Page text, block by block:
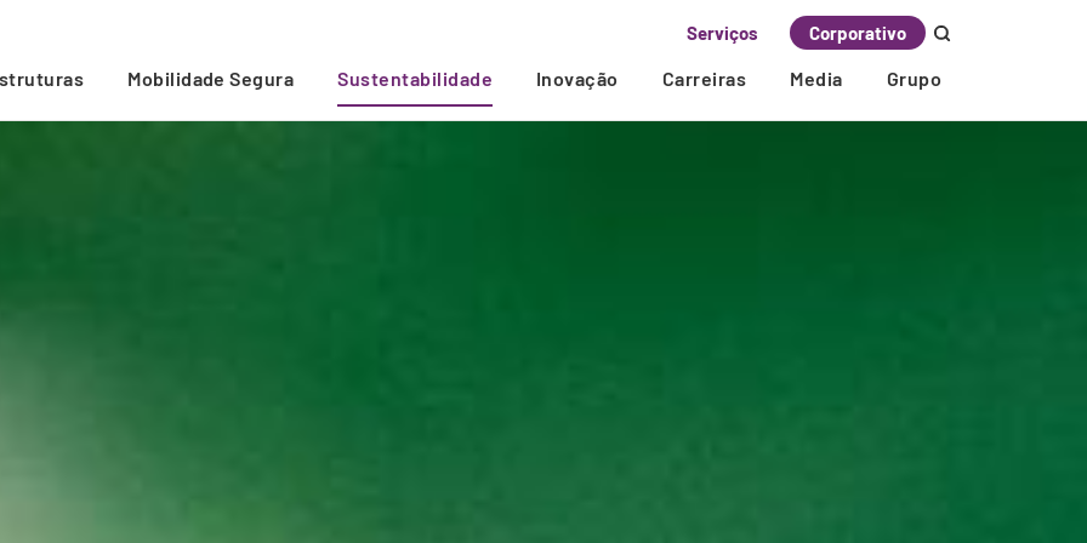
Serviços Corporativo
Mobilidade Segura Sustentabilidade Inovação Carreiras Media Grupo